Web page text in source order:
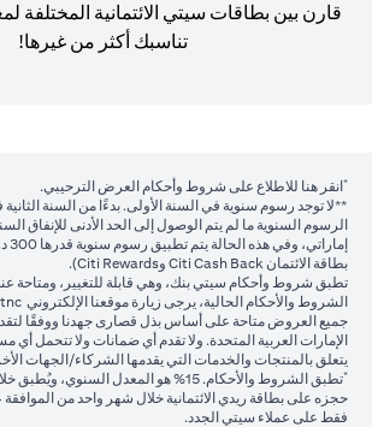
قارن بين بطاقات سيتي الائتمانية المختلفة
تناسبك أكثر من غيرها!
*انقر هنا opens in a new tab
للاطلاع على شروط وأحكام العرض الترحيبي.
**لا توجد رسوم سنوية في السنة الأولى. بدءًا من السنة الثانية
بطاقة الائتمان Citi Cash Back وCiti Rewards).
تطبق شروط وأحكام سيتي بنك، وهي قابلة للتغيير، ومتاحة
الشروط والأحكام الحالية، يرجى زيارة موقعنا الإلكتروني
جميع العروض متاحة على أساس بذل قصارى جهدنا ووفقًا
الإمارات العربية المتحدة. ولا تقدم أي ضمانات ولا تتحمل أي
يتعلق بالمنتجات والخدمات التي يقدمها الشركاء/الجهات
*
تطبق الشروط والأحكام. 15% هو المعدل
حجزه على بطاقة ريدي الائتمانية خلال شهر واحد من
فقط على عملاء سيتي الجدد.